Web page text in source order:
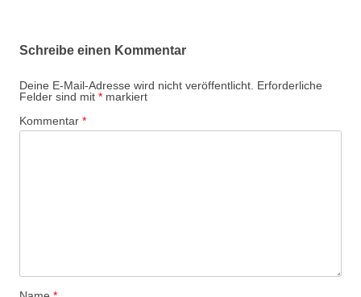
Schreibe einen Kommentar
Deine E-Mail-Adresse wird nicht veröffentlicht. Erforderliche
Felder sind mit * markiert
Kommentar *